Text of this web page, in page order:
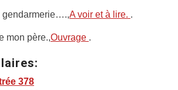
gendarmerie….,A voir et à lire. .
mon père.,Ouvrage .
378